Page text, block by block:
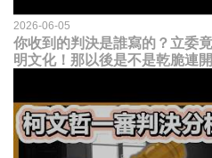
2026-06-05
你收到的判決是誰寫的？立委
明文化！那以後是不是乾脆連